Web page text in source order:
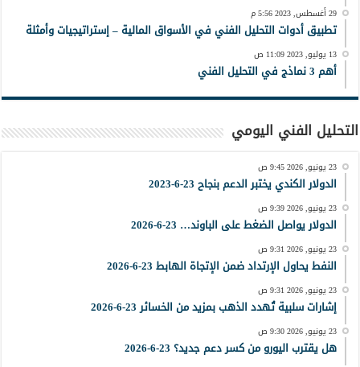
29 أغسطس, 2023 5:56 م
تطبيق أدوات التحليل الفني في الأسواق المالية – إستراتيجيات وأمثلة
13 يوليو, 2023 11:09 ص
أهم 3 نماذج في التحليل الفني
التحليل الفني اليومي
23 يونيو, 2026 9:45 ص
الدولار الكندي يختبر الدعم بنجاح 23-6-2023
23 يونيو, 2026 9:39 ص
الدولار يواصل الضغط على الباوند… 23-6-2026
23 يونيو, 2026 9:31 ص
النفط يحاول الإرتداد ضمن الإتجاة الهابط 23-6-2026
23 يونيو, 2026 9:31 ص
إشارات سلبية تُهدد الذهب بمزيد من الخسائر 23-6-2026
23 يونيو, 2026 9:30 ص
هل يقترب اليورو من كسر دعم جديد؟ 23-6-2026